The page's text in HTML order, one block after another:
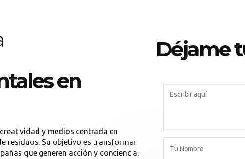
en
y medios centrada en
residuos. Su objetivo es transformar
que generen acción y conciencia.
Déjame